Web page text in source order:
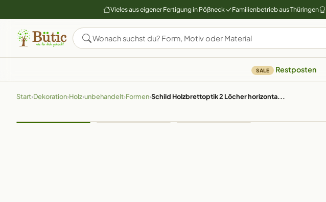
Vieles aus eigener Fertigung in Pößneck Familienbetrieb aus Thüringen
SALE Restposten
Start›Dekoration›Holz›unbehandelt›Formen›Schild Holzbrettoptik 2 Löcher horizonta...